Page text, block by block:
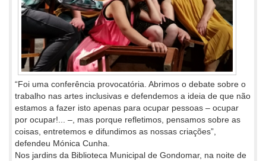
“Foi uma conferência provocatória. Abrimos o debate sobre o
trabalho nas artes inclusivas e defendemos a ideia de que não
estamos a fazer isto apenas para ocupar pessoas – ocupar
por ocupar!... –, mas porque refletimos, pensamos sobre as
coisas, entretemos e difundimos as nossas criações”,
defendeu Mónica Cunha.
Nos jardins da Biblioteca Municipal de Gondomar, na noite de